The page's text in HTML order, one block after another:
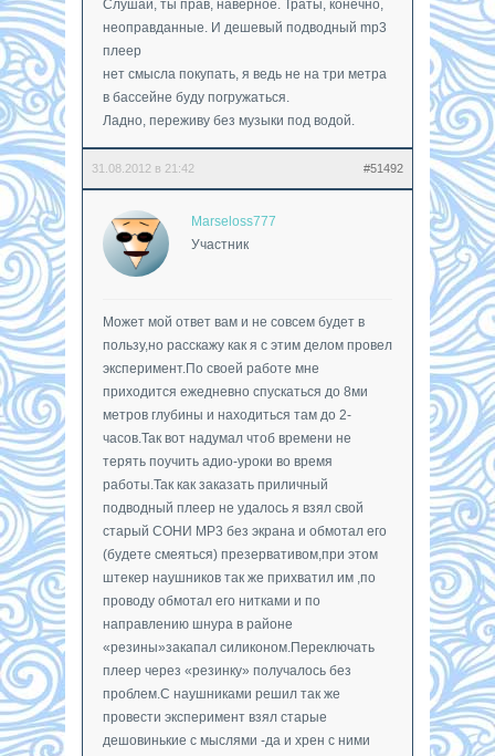
Слушай, ты прав, наверное. Траты, конечно,
неоправданные. И дешевый подводный mp3
плеер
нет смысла покупать, я ведь не на три метра
в бассейне буду погружаться.
Ладно, переживу без музыки под водой.
31.08.2012 в 21:42 #51492
Marseloss777
Участник
Может мой ответ вам и не совсем будет в
пользу,но расскажу как я с этим делом провел
эксперимент.По своей работе мне
приходится ежедневно спускаться до 8ми
метров глубины и находиться там до 2-
часов.Так вот надумал чтоб времени не
терять поучить адио-уроки во время
работы.Так как заказать приличный
подводный плеер не удалось я взял свой
старый СОНИ МР3 без экрана и обмотал его
(будете смеяться) презервативом,при этом
штекер наушников так же прихватил им ,по
проводу обмотал его нитками и по
направлению шнура в районе
«резины»закапал силиконом.Переключать
плеер через «резинку» получалось без
проблем.С наушниками решил так же
провести эксперимент взял старые
дешовинькие с мыслями -да и хрен с ними